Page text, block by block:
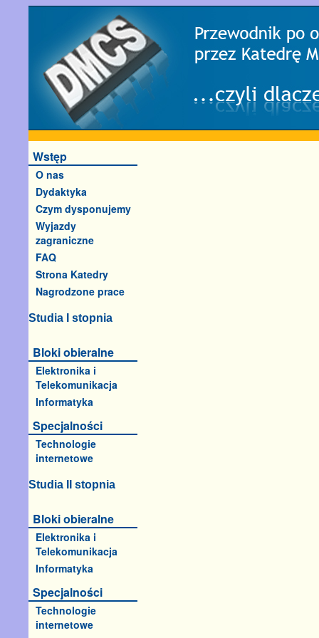
Wstęp
O nas
Dydaktyka
Czym dysponujemy
Wyjazdy
zagraniczne
FAQ
Strona Katedry
Nagrodzone prace
Studia I stopnia
Bloki obieralne
Elektronika i
Telekomunikacja
Informatyka
Specjalności
Technologie
internetowe
Studia II stopnia
Bloki obieralne
Elektronika i
Telekomunikacja
Informatyka
Specjalności
Technologie
internetowe